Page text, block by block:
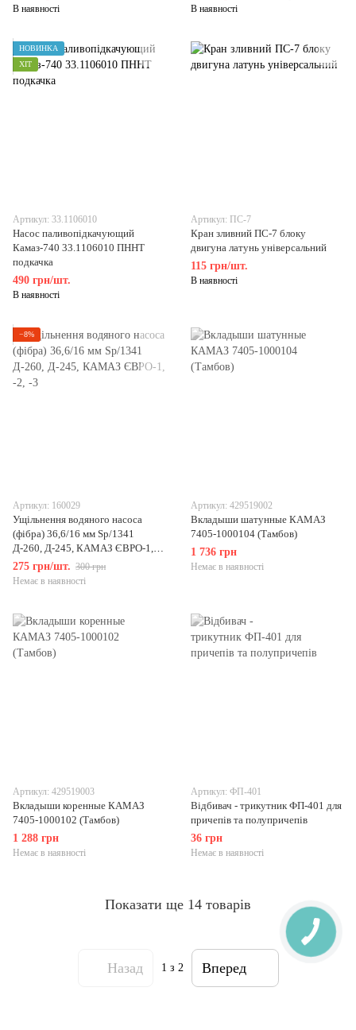
В наявності
кільця)
В наявності
НОВИНКА
ХІТ
Артикул: 33.1106010
Насос паливопідкачующий
Камаз-740 33.1106010 ПННТ
подкачка
490 грн/шт.
В наявності
Артикул: ПС-7
Кран зливний ПС-7 блоку
двигуна латунь універсальний
115 грн/шт.
В наявності
−8%
Артикул: 160029
Ущільнення водяного насоса
(фібра) 36,6/16 мм Sp/1341
Д-260, Д-245, КАМАЗ ЄВРО-1,
-2, -3
275 грн/шт. 300 грн
Немає в наявності
Артикул: 429519002
Вкладыши шатунные КАМАЗ
7405-1000104 (Тамбов)
1 736 грн
Немає в наявності
Артикул: 429519003
Вкладыши коренные КАМАЗ
7405-1000102 (Тамбов)
1 288 грн
Немає в наявності
Артикул: ФП-401
Відбивач - трикутник ФП-401 для
причепів та полупричепів
36 грн
Немає в наявності
Показати ще 14 товарів
Назад 1 з 2 Вперед